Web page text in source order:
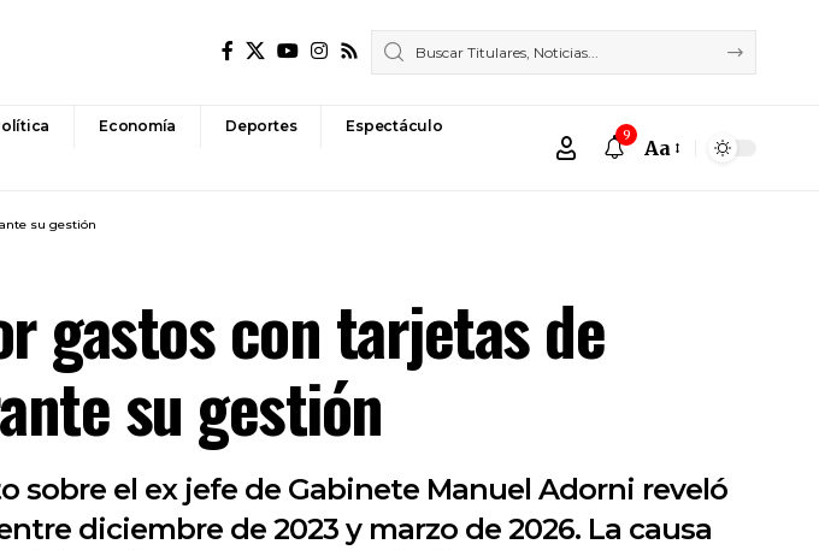
Economía Deportes Espectáculo 9
Font
Aa
su gestión
gastos con tarjetas de
su gestión
el ex jefe de Gabinete Manuel Adorni reveló
diciembre de 2023 y marzo de 2026. La causa